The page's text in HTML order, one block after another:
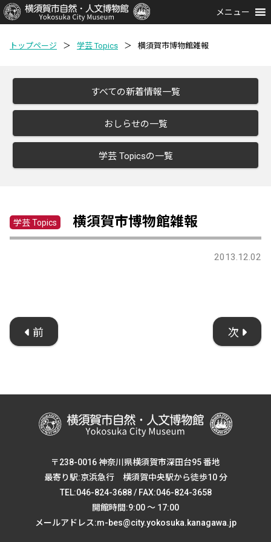
メニュー
トップページ ＞ 学芸 Topics ＞ 横須賀市博物館雑報
すべての新着情報一覧
おしらせの一覧
学芸 Topicsの一覧
学芸 Topics 横須賀市博物館雑報
2013.12.02
前 次
〒238-0016 神奈川県横須賀市深田台95 番地
最寄り駅:京浜急行 横須賀中央駅から徒歩10 分
TEL:046-824-3688 / FAX:046-824-3658
開館時間:9:00 ～ 17:00
メールアドレス:m-bes@city.yokosuka.kanagawa.jp